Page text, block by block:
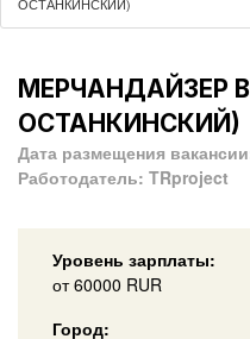
МЕРЧАНДАЙЗЕР
ОСТАНКИНСКИЙ)
Дата размещения
Работодатель: TRproject
Уровень зарплаты:
от60000 RUR
Город: